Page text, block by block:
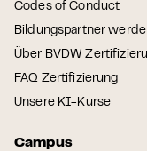
Codes of Conduct
Bildungspartner
Über BVDW
FAQ Zertifizierung
Unsere KI-Kurse
Campus